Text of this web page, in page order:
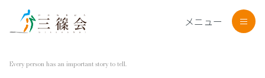
メニューを開閉する
メニュー
Every person has an important story to tell.